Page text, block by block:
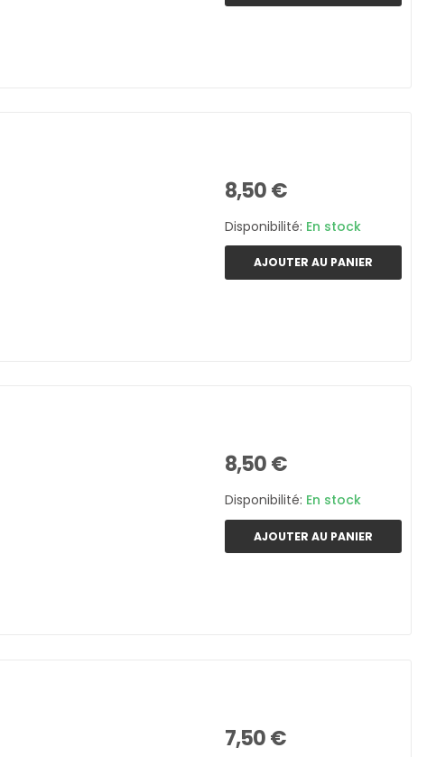
8,50 €
Disponibilité: En stock
AJOUTER AU PANIER
8,50 €
Disponibilité: En stock
AJOUTER AU PANIER
7,50 €